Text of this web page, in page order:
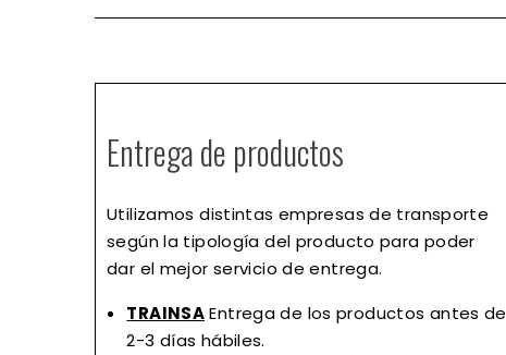
Entrega de productos
Utilizamos distintas empresas de transporte
según la tipología del producto para poder
dar el mejor servicio de entrega.
TRAINSAEntrega de los productos antes de
2-3 días hábiles.